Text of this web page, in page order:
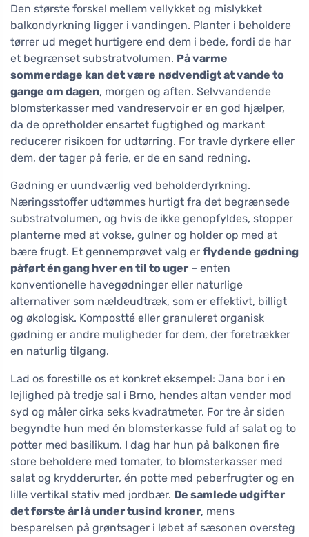
Den største forskel mellem vellykket og mislykket
balkondyrkning ligger i vandingen. Planter i beholdere
tørrer ud meget hurtigere end dem i bede, fordi de har
et begrænset substratvolumen. På varme
sommerdage kan det være nødvendigt at vande to
gange om dagen, morgen og aften. Selvvandende
blomsterkasser med vandreservoir er en god hjælper,
da de opretholder ensartet fugtighed og markant
reducerer risikoen for udtørring. For travle dyrkere eller
dem, der tager på ferie, er de en sand redning.
Gødning er uundværlig ved beholderdyrkning.
Næringsstoffer udtømmes hurtigt fra det begrænsede
substratvolumen, og hvis de ikke genopfyldes, stopper
planterne med at vokse, gulner og holder op med at
bære frugt. Et gennemprøvet valg er flydende gødning
påført én gang hver en til to uger – enten
konventionelle havegødninger eller naturlige
alternativer som nældeudtræk, som er effektivt, billigt
og økologisk. Kompostté eller granuleret organisk
gødning er andre muligheder for dem, der foretrækker
en naturlig tilgang.
Lad os forestille os et konkret eksempel: Jana bor i en
lejlighed på tredje sal i Brno, hendes altan vender mod
syd og måler cirka seks kvadratmeter. For tre år siden
begyndte hun med én blomsterkasse fuld af salat og to
potter med basilikum. I dag har hun på balkonen fire
store beholdere med tomater, to blomsterkasser med
salat og krydderurter, én potte med peberfrugter og en
lille vertikal stativ med jordbær. De samlede udgifter
det første år lå under tusind kroner, mens
besparelsen på grøntsager i løbet af sæsonen oversteg